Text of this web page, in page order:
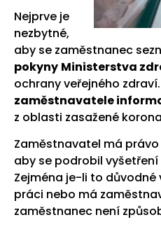
Nejprve je
nezbytné,
aby se zaměstnanec
pokyny Ministerstva
ochrany veřejného
zaměstnavatele
z oblasti zasažené
Zaměstnavatel má právo
aby se podrobil
Zejména je-li to důvodné
práci nebo má
zaměstnanec není